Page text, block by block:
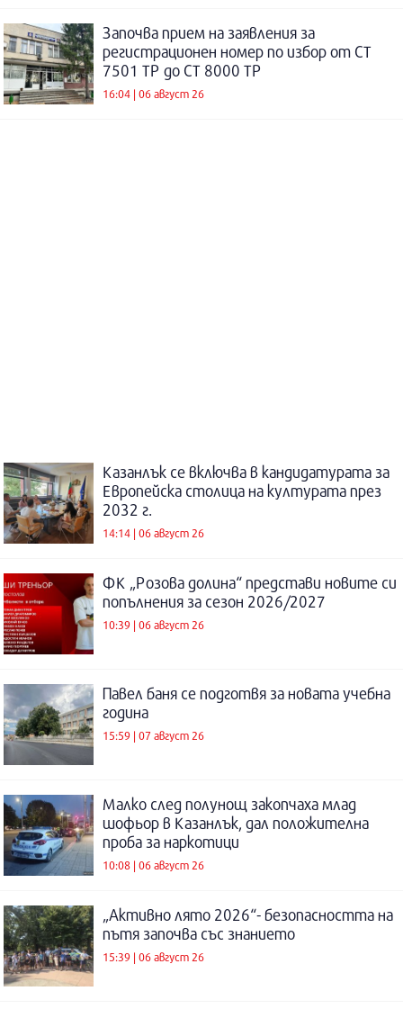
Започва прием на заявления за
регистрационен номер по избор от СТ
7501 ТР до СТ 8000 ТР
16:04 | 06 август 26
Казанлък се включва в кандидатурата за
Европейска столица на културата през
2032 г.
14:14 | 06 август 26
ФК „Розова долина“ представи новите си
попълнения за сезон 2026/2027
10:39 | 06 август 26
Павел баня се подготвя за новата учебна
година
15:59 | 07 август 26
Малко след полунощ закопчаха млад
шофьор в Казанлък, дал положителна
проба за наркотици
10:08 | 06 август 26
„Активно лято 2026“- безопасността на
пътя започва със знанието
15:39 | 06 август 26